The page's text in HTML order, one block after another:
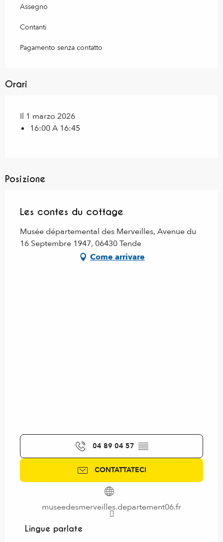
Assegno
Contanti
Pagamento senza contatto
Orari
Il 1 marzo 2026
16:00 A 16:45
Posizione
Les contes du cottage
Musée départemental des Merveilles, Avenue du
16 Septembre 1947, 06430 Tende
Come arrivare
04 89 04 57 ▒▒
CONTATTATECI
museedesmerveilles.departement06.fr
Lingue parlate
Lingue parlate